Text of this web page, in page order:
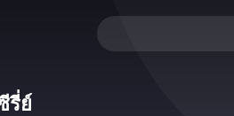
รี่ย์